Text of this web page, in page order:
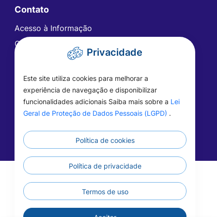
Contato
Acesso à Informação
Ouvidoria
Carta de Serviços
Telefones Úteis
FAQ - Perguntas Frequentes
©2026 - Prefeitura de Vera - MT - Todos os
direitos reservados
Privacidade
Este site utiliza cookies para melhorar a
experiência de navegação e disponibilizar
funcionalidades adicionais Saiba mais sobre a Lei
Geral de Proteção de Dados Pessoais (LGPD) .
Política de cookies
Política de privacidade
Termos de uso